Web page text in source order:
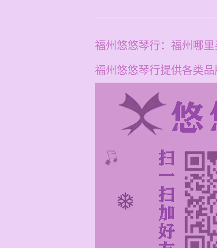
福州悠悠琴行：福州哪里
福州悠悠琴行提供各类